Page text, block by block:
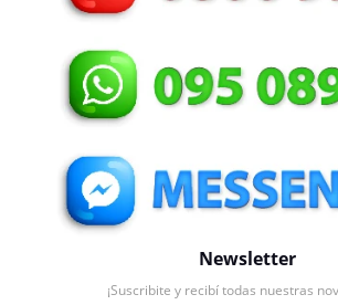
Newsletter
¡Suscribite y recibí todas nuestras